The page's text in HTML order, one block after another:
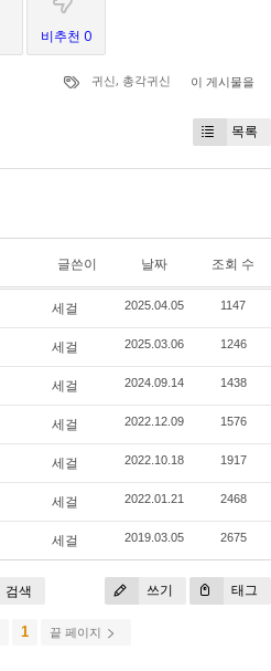
비추천 0
귀신, 총각귀신 이 게시물을
목록
글쓴이 날짜 조회 수
세걸 2025.04.05 1147
세걸 2025.03.06 1246
세걸 2024.09.14 1438
세걸 2022.12.09 1576
세걸 2022.10.18 1917
세걸 2022.01.21 2468
세걸 2019.03.05 2675
쓰기 태그
검색
1 끝 페이지